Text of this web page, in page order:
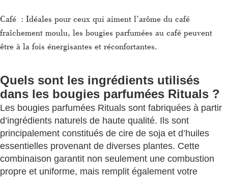
Café : Idéales pour ceux qui aiment l’arôme du café
fraîchement moulu, les bougies parfumées au café peuvent
être à la fois énergisantes et réconfortantes.
Quels sont les ingrédients utilisés
dans les bougies parfumées Rituals ?
Les bougies parfumées Rituals sont fabriquées à partir
d’ingrédients naturels de haute qualité. Ils sont
principalement constitués de cire de soja et d’huiles
essentielles provenant de diverses plantes. Cette
combinaison garantit non seulement une combustion
propre et uniforme, mais remplit également votre